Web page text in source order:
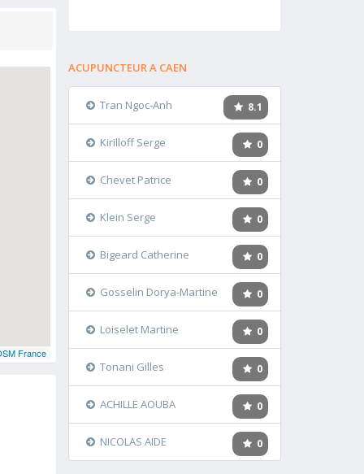
France
ACUPUNCTEUR A CAEN
8.1
Tran Ngoc-Anh
0
Kirilloff Serge
0
Chevet Patrice
0
Klein Serge
0
Bigeard Catherine
0
Gosselin Dorya-Martine
0
Loiselet Martine
0
Tonani Gilles
0
ACHILLE AOUBA
0
NICOLAS AIDE